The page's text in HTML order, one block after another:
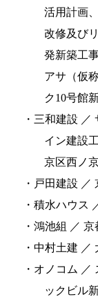
活用計画、
改修及び
発新築工事
アサ（仮
ク10号館
・三和建設
イン建設
京区西ノ
・戸田建設 ／
・積水ハウス
・鴻池組 ／
・中村土建
・オノコム
ックビル